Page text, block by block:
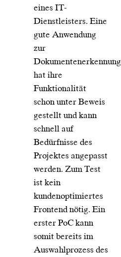
eines IT-
Dienstleisters. Eine
gute Anwendung
zur
Dokumentenerkennung
hat ihre
Funktionalität
schon unter Beweis
gestellt und kann
schnell auf
Bedürfnisse des
Projektes angepasst
werden. Zum Test
ist kein
kundenoptimiertes
Frontend nötig. Ein
erster PoC kann
somit bereits im
Auswahlprozess des